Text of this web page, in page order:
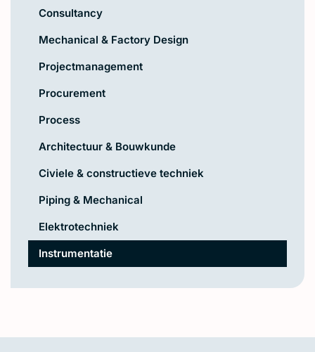
Consultancy
Mechanical & Factory Design
Projectmanagement
Procurement
Process
Architectuur & Bouwkunde
Civiele & constructieve techniek
Piping & Mechanical
Elektrotechniek
Instrumentatie